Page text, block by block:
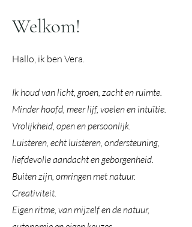
Welkom!
Hallo, ik ben Vera.
Ik houd van licht, groen, zacht en ruimte.
Minder hoofd, meer lijf, voelen en intuïtie.
Vrolijkheid, open en persoonlijk.
Luisteren, echt luisteren, ondersteuning,
liefdevolle aandacht en geborgenheid.
Buiten zijn, omringen met natuur.
Creativiteit.
Eigen ritme, van mijzelf en de natuur,